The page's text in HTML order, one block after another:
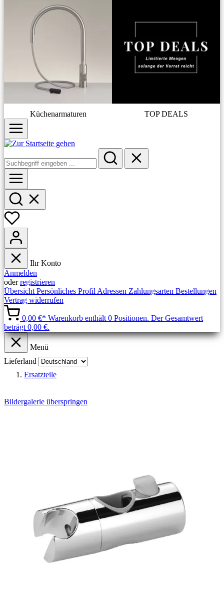
Küchenarmaturen TOP DEALS
Ihr Konto
Anmelden
oderregistrieren
Übersicht Persönliches Profil Adressen Zahlungsarten Bestellungen
Vertrag widerrufen
0,00 €* Warenkorb enthält 0 Positionen. Der Gesamtwert
beträgt 0,00 €.
Menü
Lieferland
Ersatzteile
Bildergalerie überspringen